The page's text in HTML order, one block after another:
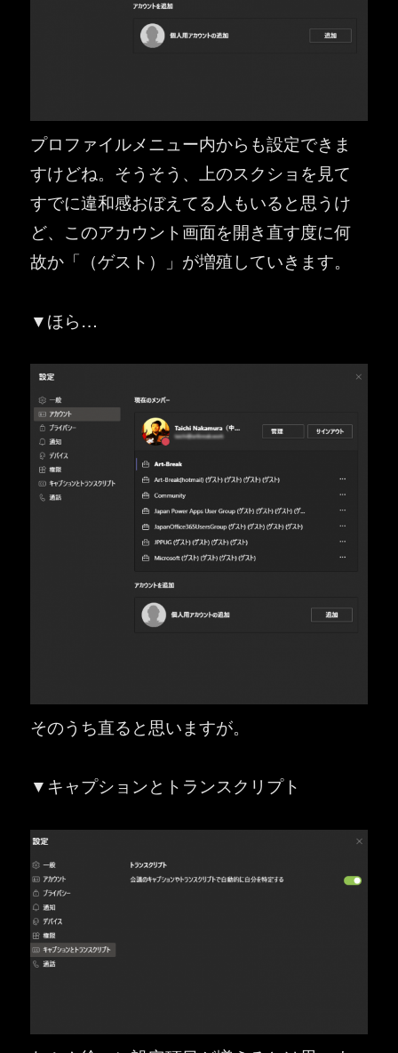
プロファイルメニュー内からも設定できま
すけどね。そうそう、上のスクショを見て
すでに違和感おぼえてる人もいると思うけ
ど、このアカウント画面を開き直す度に何
故か「（ゲスト）」が増殖していきます。
▼ほら…
そのうち直ると思いますが。
▼キャプションとトランスクリプト